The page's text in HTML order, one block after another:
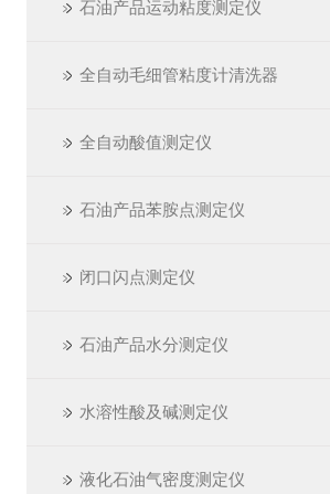
石油产品运动粘度测定仪
全自动毛细管粘度计清洗器
全自动酸值测定仪
石油产品苯胺点测定仪
闭口闪点测定仪
石油产品水分测定仪
水溶性酸及碱测定仪
液化石油气密度测定仪